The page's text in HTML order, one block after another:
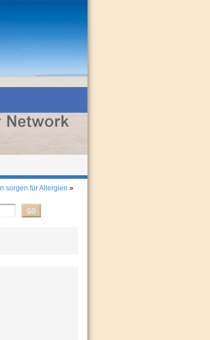
sorgen für Allergien »